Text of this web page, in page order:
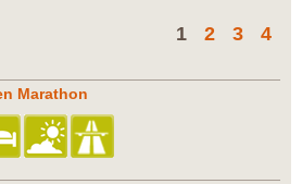
1 2 3 4
Marathon